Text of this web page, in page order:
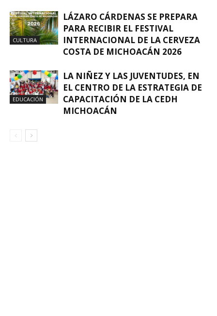
CULTURA
LÁZARO CÁRDENAS SE PREPARA
PARA RECIBIR EL FESTIVAL
INTERNACIONAL DE LA CERVEZA
COSTA DE MICHOACÁN 2026
EDUCACIÓN
LA NIÑEZ Y LAS JUVENTUDES, EN
EL CENTRO DE LA ESTRATEGIA DE
CAPACITACIÓN DE LA CEDH
MICHOACÁN